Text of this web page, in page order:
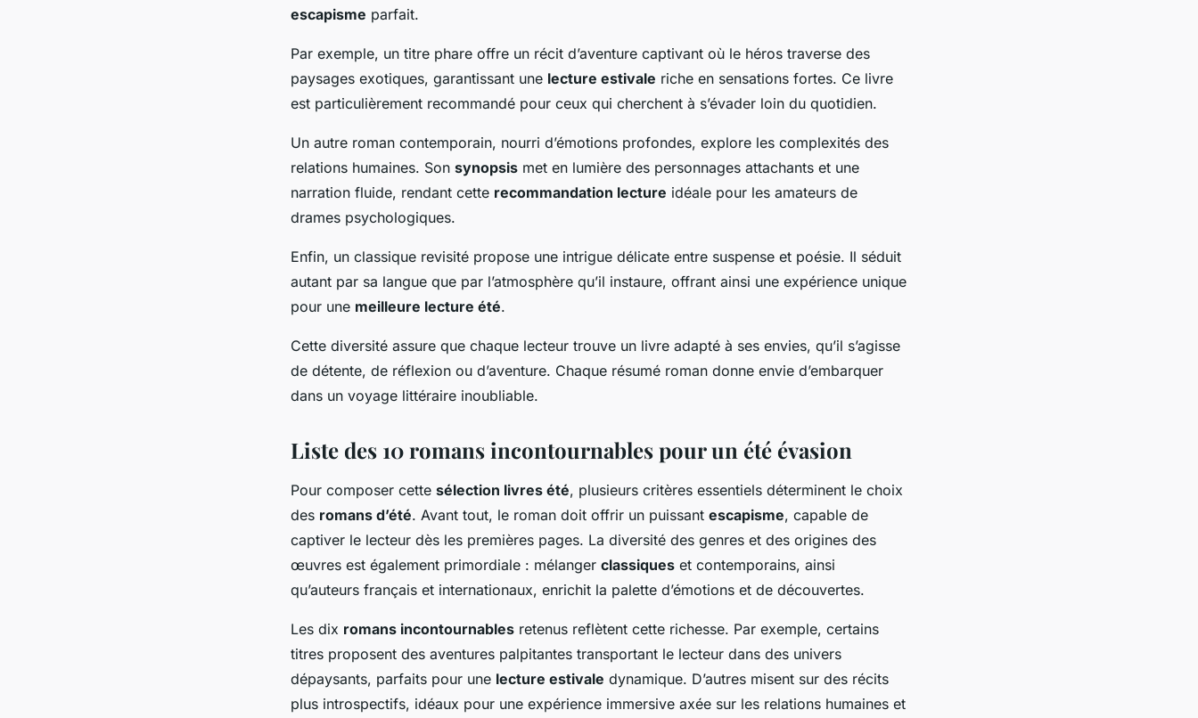
escapisme parfait.
Par exemple, un titre phare offre un récit d’aventure captivant où le héros traverse des
paysages exotiques, garantissant une lecture estivale riche en sensations fortes. Ce livre
est particulièrement recommandé pour ceux qui cherchent à s’évader loin du quotidien.
Un autre roman contemporain, nourri d’émotions profondes, explore les complexités des
relations humaines. Son synopsis met en lumière des personnages attachants et une
narration fluide, rendant cette recommandation lecture idéale pour les amateurs de
drames psychologiques.
Enfin, un classique revisité propose une intrigue délicate entre suspense et poésie. Il séduit
autant par sa langue que par l’atmosphère qu’il instaure, offrant ainsi une expérience unique
pour une meilleure lecture été.
Cette diversité assure que chaque lecteur trouve un livre adapté à ses envies, qu’il s’agisse
de détente, de réflexion ou d’aventure. Chaque résumé roman donne envie d’embarquer
dans un voyage littéraire inoubliable.
Liste des 10 romans incontournables pour un été évasion
Pour composer cette sélection livres été, plusieurs critères essentiels déterminent le choix
des romans d’été. Avant tout, le roman doit offrir un puissant escapisme, capable de
captiver le lecteur dès les premières pages. La diversité des genres et des origines des
œuvres est également primordiale : mélanger classiques et contemporains, ainsi
qu’auteurs français et internationaux, enrichit la palette d’émotions et de découvertes.
Les dix romans incontournables retenus reflètent cette richesse. Par exemple, certains
titres proposent des aventures palpitantes transportant le lecteur dans des univers
dépaysants, parfaits pour une lecture estivale dynamique. D’autres misent sur des récits
plus introspectifs, idéaux pour une expérience immersive axée sur les relations humaines et